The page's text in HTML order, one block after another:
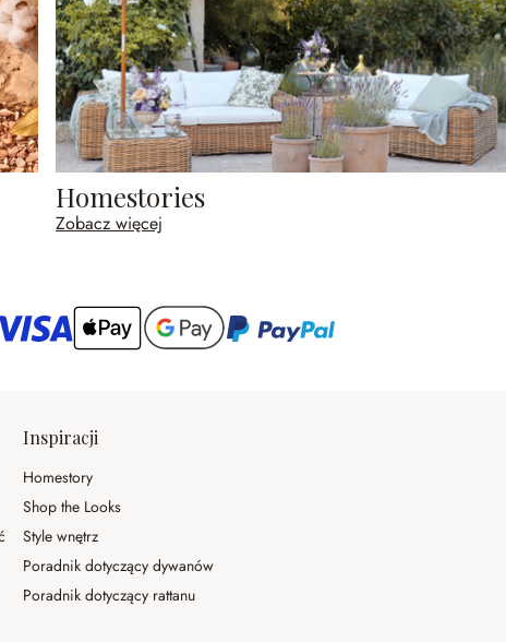
Homestories
Zobacz więcej
Inspiracji
Homestory
Shop the Looks
Style wnętrz
Poradnik dotyczący dywanów
Poradnik dotyczący rattanu